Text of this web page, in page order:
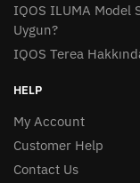
IQOS ILUMA Model
Uygun?
IQOS Terea
HELP
My Account
Customer Help
Contact Us